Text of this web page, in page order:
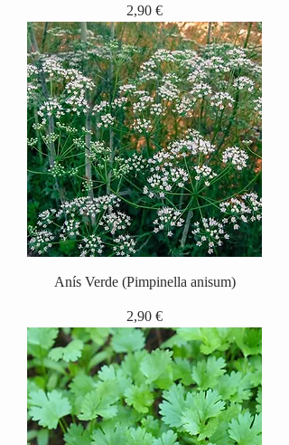
Precio
2,90 €
Anís Verde (Pimpinella anisum)
Precio
2,90 €